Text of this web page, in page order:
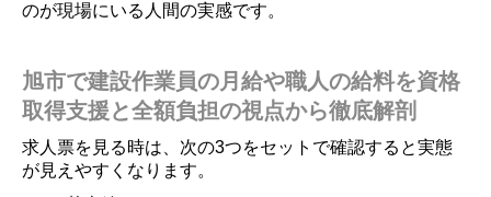
のが現場にいる人間の実感です。
旭市で建設作業員の月給や職人の給料を資格
取得支援と全額負担の視点から徹底解剖
求人票を見る時は、次の3つをセットで確認すると実態
が見えやすくなります。